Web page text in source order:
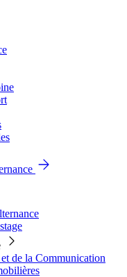
de la Communication